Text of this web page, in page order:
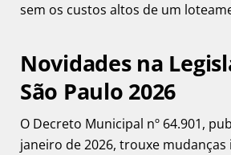
sem os custos altos de um
Novidades na
São Paulo 2026
O Decreto Municipal nº 64.901,
janeiro de 2026, trouxe